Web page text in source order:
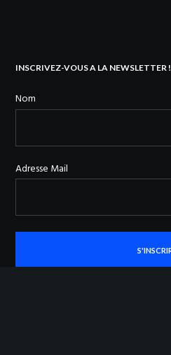
INSCRIVEZ-VOUS A LA NEWSLETTER !
Nom
Adresse Mail